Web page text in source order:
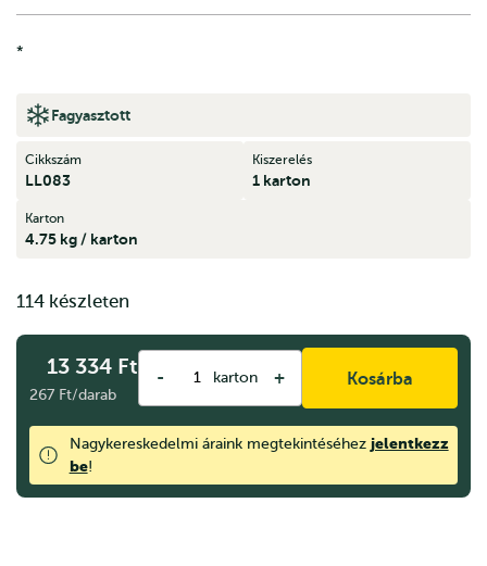
*
Fagyasztott
Cikkszám
LL083
Kiszerelés
1 karton
Karton
4.75 kg / karton
114 készleten
13 334 Ft
267 Ft/darab
- karton + Kosárba
Nagykereskedelmi áraink megtekintéséhez jelentkezz
be!